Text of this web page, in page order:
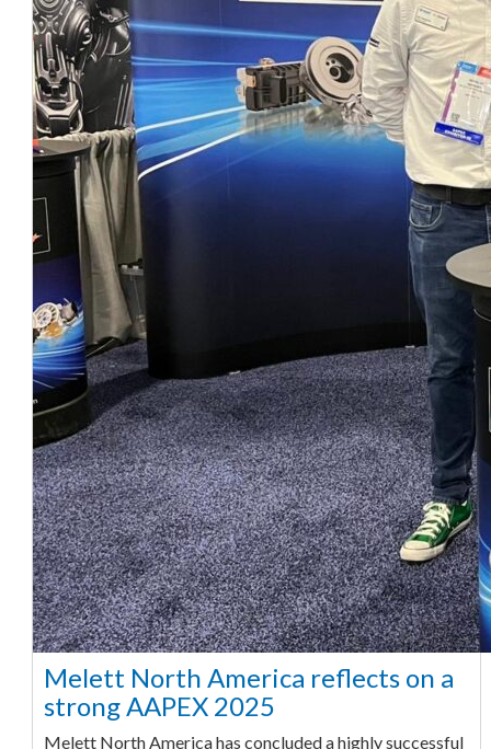
Melett North America reflects on a
strong AAPEX 2025
Melett North America has concluded a highly successful